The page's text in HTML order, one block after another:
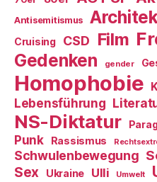
Antisemitismus
Cruising CSD Film
Gedenken gender
Homophobie
Lebensführung
NS-Diktatur
Punk
Rassismus
Schwulenbewegung
Sex Ukraine Ulli Umwelt